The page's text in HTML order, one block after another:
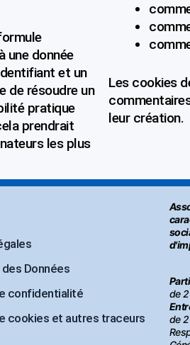
une donnée
et un
de résoudre un
pratique
prendrait
les plus
Les cookies
leur création.
Données
confidentialité
cookies et autres traceurs
de
de